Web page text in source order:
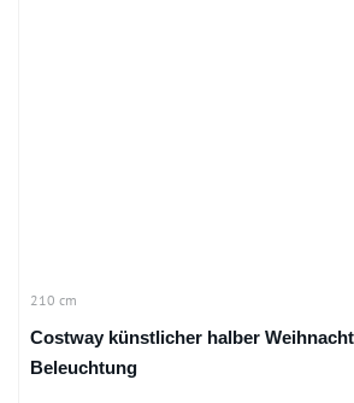
210 cm
Costway künstlicher halber
Beleuchtung